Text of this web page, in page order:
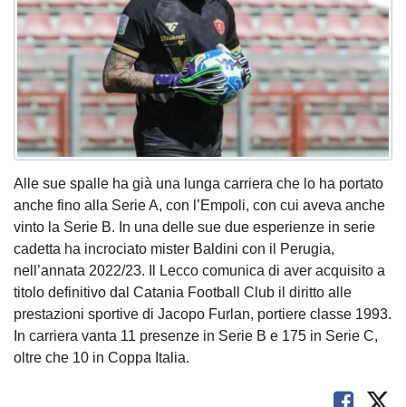
Alle sue spalle ha già una lunga carriera che lo ha portato
anche fino alla Serie A, con l’Empoli, con cui aveva anche
vinto la Serie B. In una delle sue due esperienze in serie
cadetta ha incrociato mister Baldini con il Perugia,
nell’annata 2022/23. Il Lecco comunica di aver acquisito a
titolo definitivo dal Catania Football Club il diritto alle
prestazioni sportive di Jacopo Furlan, portiere classe 1993.
In carriera vanta 11 presenze in Serie B e 175 in Serie C,
oltre che 10 in Coppa Italia.